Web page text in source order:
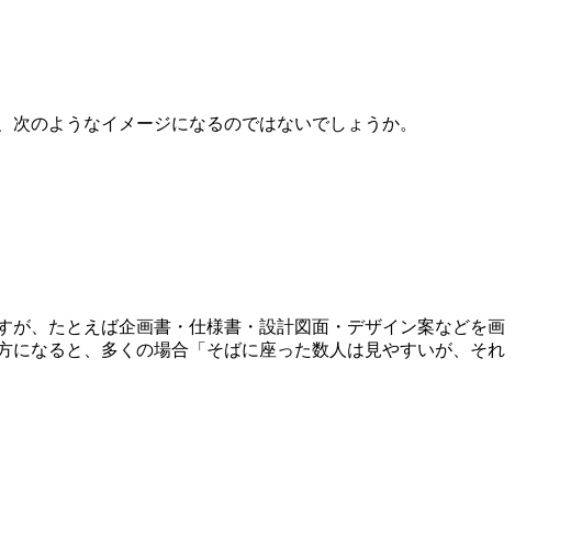
のようなイメージになるのではないでしょうか。
、たとえば企画書・仕様書・設計図面・デザイン案などを画
なると、多くの場合「そばに座った数人は見やすいが、それ